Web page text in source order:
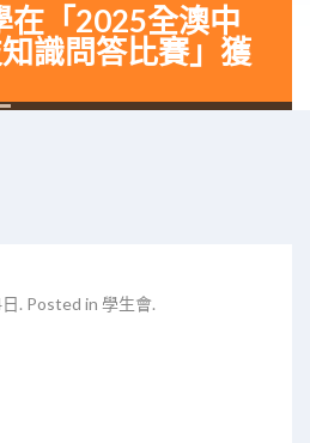
在「2025全澳中
識問答比賽」獲
. Posted in 學生會.